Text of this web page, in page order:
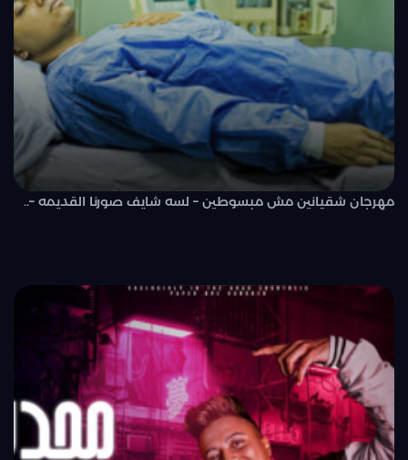
مهرجان شقيانين مش مبسوطين – لسه شايف صورنا القديمه –..